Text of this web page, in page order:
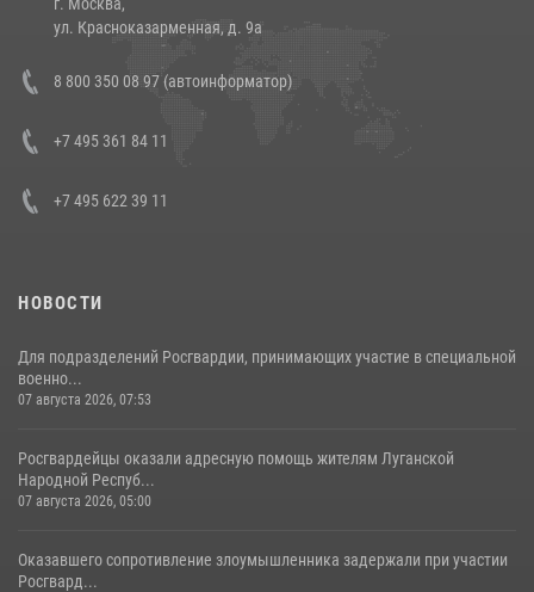
14 июля 2026, 12:20
В Росгвардии прошла военно-научная конференция по обобщению
боевого опыта
ул. Красноказарменная, д. 9а
8 800 350 08 97 (автоинформатор)
+7 495 361 84 11
+7 495 622 39 11
НОВОСТИ
Для подразделений Росгвардии, принимающих участие в специальной
военно...
07 августа 2026, 07:53
Росгвардейцы оказали адресную помощь жителям Луганской
Народной Респуб...
07 августа 2026, 05:00
Оказавшего сопротивление злоумышленника задержали при участии
Росгвард...